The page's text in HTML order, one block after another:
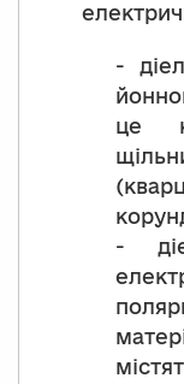
-
це
-